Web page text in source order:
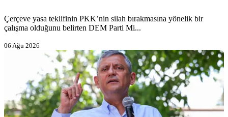
Çerçeve yasa teklifinin PKK’nin silah bırakmasına yönelik bir
çalışma olduğunu belirten DEM Parti Mi...
06 Ağu 2026